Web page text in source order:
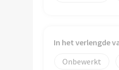
In het verlengde
Onbewerkt